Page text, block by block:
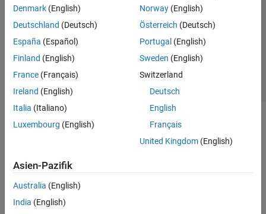
Denmark (English)
Deutschland (Deutsch)
España (Español)
Finland (English)
France (Français)
Ireland (English)
Italia (Italiano)
Luxembourg (English)
Norway(English)
Österreich (Deutsch)
Portugal (English)
Sweden (English)
Switzerland
Deutsch
English
Français
United Kingdom(English)
Asien-Pazifik
Australia (English)
India (English)
Datendiebstahl verhindern
Status von Anwendungen
© 1994-2026 The MathWorks, Inc.
Website auswählen
Deutschland